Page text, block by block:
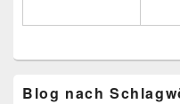
Blog nach